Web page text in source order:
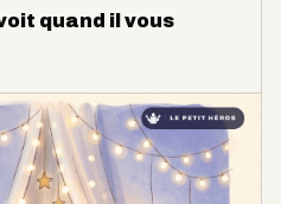
quand il vous